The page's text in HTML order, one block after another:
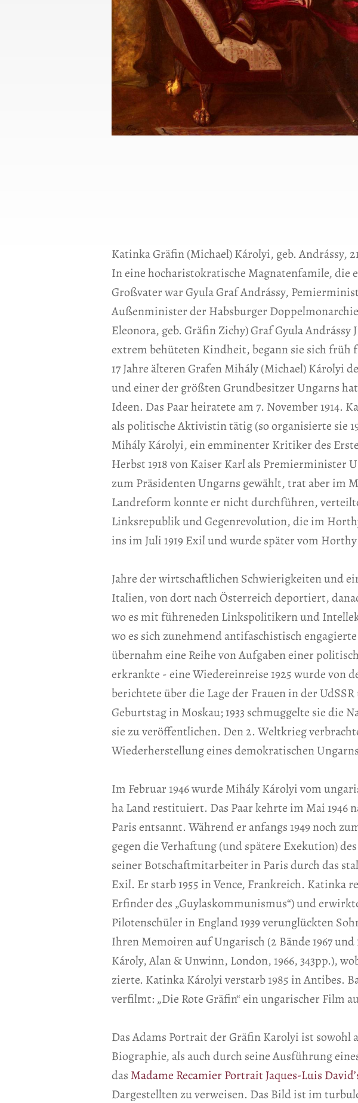
Katinka Gräfin (Michael) Károlyi, geb. Andrássy,
In eine hocharistokratische Magnatenfamile, die
Großvater war Gyula Graf Andrássy,
Außenminister der Habsburger
Eleonora, geb. Gräfin Zichy) Graf Gyula
extrem behüteten Kindheit, begann sie sich früh
17 Jahre älteren Grafen Mihály (Michael) Károlyi
und einer der größten Grundbesitzer Ungarns
Ideen. Das Paar heiratete am 7. November
als politische Aktivistin tätig (so organisierte sie
Mihály Károlyi, ein emminenter Kritiker des
Herbst 1918 von Kaiser Karl als Premierminister
zum Präsidenten Ungarns gewählt, trat aber im
Landreform konnte er nicht durchführen,
Linksrepublik und Gegenrevolution, die im
ins im Juli 1919 Exil und wurde später vom
Jahre der wirtschaftlichen Schwierigkeiten und
Italien, von dort nach Österreich deportiert,
wo es mit führeneden Linkspolitikern und
wo es sich zunehmend antifaschistisch
übernahm eine Reihe von Aufgaben einer
erkrankte - eine Wiedereinreise 1925 wurde von
berichtete über die Lage der Frauen in der
Geburtstag in Moskau; 1933 schmuggelte sie die
sie zu veröffentlichen. Den 2. Weltkrieg
Wiederherstellung eines demokratischen
Im Februar 1946 wurde Mihály Károlyi vom
ha Land restituiert. Das Paar kehrte im Mai 1946
Paris entsannt. Während er anfangs 1949 noch
gegen die Verhaftung (und spätere Exekution)
seiner Botschaftmitarbeiter in Paris durch das
Exil. Er starb 1955 in Vence, Frankreich. Katinka
Erfinder des „Guylaskommunismus“) und
Pilotenschüler in England 1939 verunglückten
Ihren Memoiren auf Ungarisch (2 Bände 1967
Károly, Alan & Unwinn, London, 1966, 343pp.),
zierte. Katinka Károlyi verstarb 1985 in Antibes.
verfilmt: „Die Rote Gräfin“ ein ungarischer Film
Das Adams Portrait der Gräfin Karolyi ist
Biographie, als auch durch seine Ausführung
das Madame Recamier Portrait Jaques-Luis
Dargestellten zu verweisen. Das Bild ist im